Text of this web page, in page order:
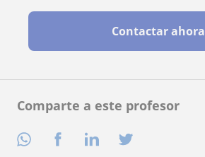
Comparte a este profesor
Contactar ahora